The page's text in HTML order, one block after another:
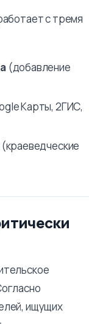
с тремя
(добавление
Карты, 2ГИС,
(краеведческие
ищущих